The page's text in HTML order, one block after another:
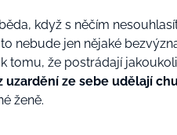
když s něčím
nebude jen nějaké
tomu, že postrádají
uzardění ze sebe udělají
ženě.